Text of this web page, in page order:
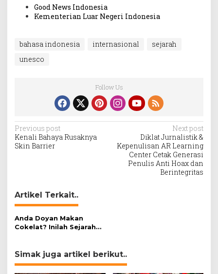
Good News Indonesia
Kementerian Luar Negeri Indonesia
bahasa indonesia internasional
sejarah
unesco
Follow Us
Post
navigation
Previous post
Kenali Bahaya Rusaknya
Skin Barrier
Next post
Diklat Jurnalistik &
Kepenulisan AR Learning
Center Cetak Generasi
Penulis Anti Hoax dan
Berintegritas
Artikel Terkait..
Anda Doyan Makan
Cokelat? Inilah Sejarah
Simak juga artikel berikut..